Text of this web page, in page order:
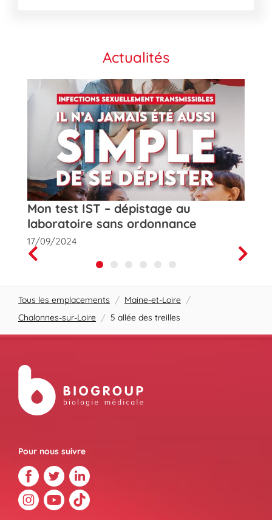
Actualités
Mon test IST – dépistage au
laboratoire sans ordonnance
17/09/2024
Prev
Next
Tous les emplacements / Maine-et-Loire /
Chalonnes-sur-Loire / 5 allée des treilles
Pour nous suivre